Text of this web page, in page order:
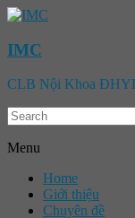
IMC
CLB Nội Khoa
Menu
Home
Giới thiệu
Chuyên đề